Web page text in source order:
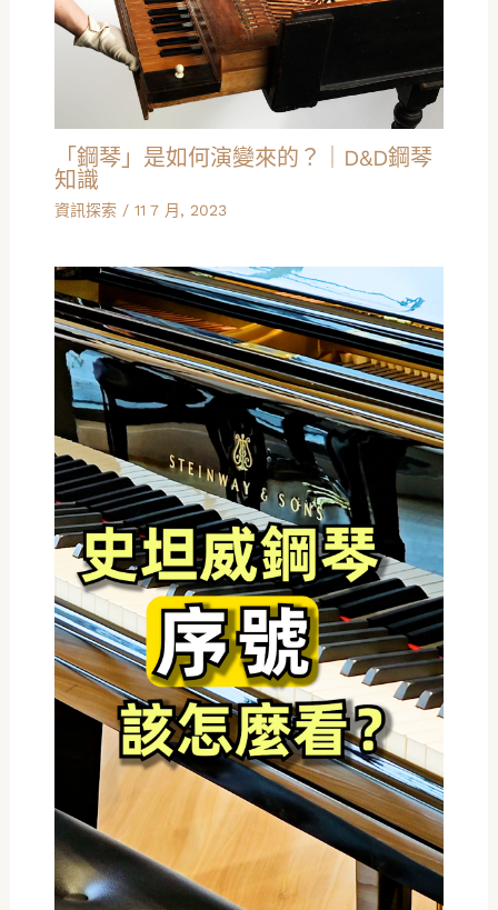
「鋼琴」是如何演變來的？｜D&D鋼琴
知識
資訊探索 / 11 7 月, 2023